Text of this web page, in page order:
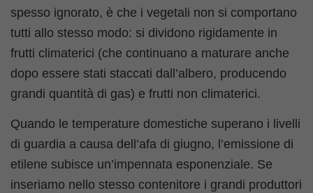
spesso ignorato, è che i vegetali non si comportano
tutti allo stesso modo: si dividono rigidamente in
frutti climaterici (che continuano a maturare anche
dopo essere stati staccati dall’albero, producendo
grandi quantità di gas) e frutti non climaterici.
Quando le temperature domestiche superano i livelli
di guardia a causa dell’afa di giugno, l’emissione di
etilene subisce un’impennata esponenziale. Se
inseriamo nello stesso contenitore i grandi produttori